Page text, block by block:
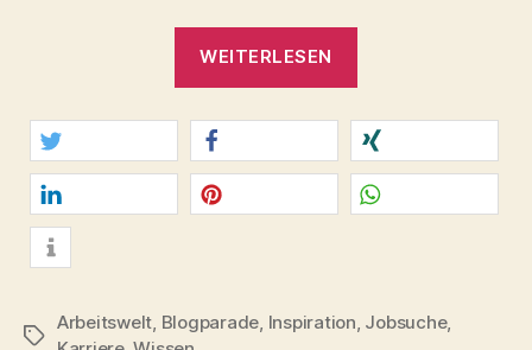
WEITERLESEN
Geduld,
Tatkraft!
twittern teilen teilen
mitteilen
Schlagwörter
Arbeitswelt, Blogparade, Inspiration, Jobsuche,